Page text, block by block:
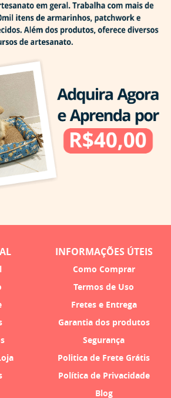
INFORMAÇÕES ÚTEIS
Como Comprar
Termos de Uso
Fretes e Entrega
Garantia dos produtos
Segurança
Politica de Frete Grátis
Política de Privacidade
Blog